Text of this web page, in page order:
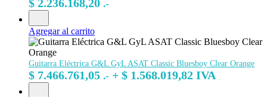
$ 2.236.168,20 .-
Agregar al carrito
Guitarra Eléctrica G&L GyL ASAT Classic Bluesboy Clear Orange
$ 7.466.761,05 .- + $ 1.568.019,82 IVA